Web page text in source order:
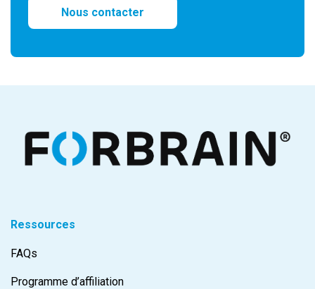
Nous contacter
Ressources
FAQs
Programme d’affiliation